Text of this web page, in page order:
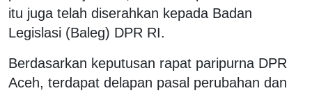
itu juga telah diserahkan kepada Badan
Legislasi (Baleg) DPR RI.
Berdasarkan keputusan rapat paripurna DPR
Aceh, terdapat delapan pasal perubahan dan